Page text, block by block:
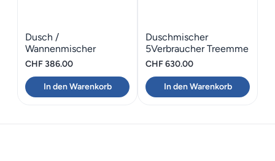
Dusch /
Wannenmischer
Edelstahl UP 40mm
CHF386.00
In den Warenkorb
Duschmischer
5Verbraucher Treemme
22mm
CHF630.00
In den Warenkorb